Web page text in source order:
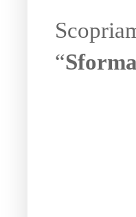
“